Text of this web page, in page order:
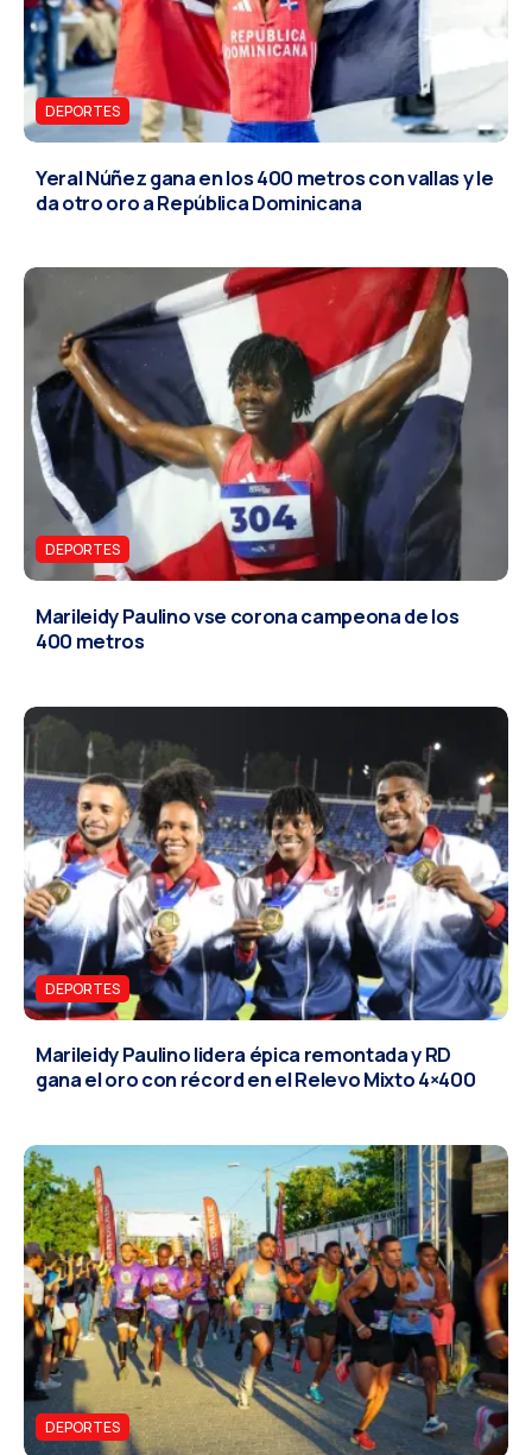
DEPORTES
Yeral Núñez gana en los 400 metros con vallas y le
da otro oro a República Dominicana
DEPORTES
Marileidy Paulino vse corona campeona de los
400 metros
DEPORTES
Marileidy Paulino lidera épica remontada y RD
gana el oro con récord en el Relevo Mixto 4×400
DEPORTES